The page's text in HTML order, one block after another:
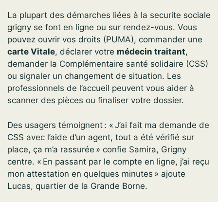
La plupart des démarches liées à la securite sociale
grigny se font en ligne ou sur rendez-vous. Vous
pouvez ouvrir vos droits (PUMA), commander une
carte Vitale, déclarer votre médecin traitant,
demander la Complémentaire santé solidaire (CSS)
ou signaler un changement de situation. Les
professionnels de l’accueil peuvent vous aider à
scanner des pièces ou finaliser votre dossier.
Des usagers témoignent : « J’ai fait ma demande de
CSS avec l’aide d’un agent, tout a été vérifié sur
place, ça m’a rassurée » confie Samira, Grigny
centre. « En passant par le compte en ligne, j’ai reçu
mon attestation en quelques minutes » ajoute
Lucas, quartier de la Grande Borne.